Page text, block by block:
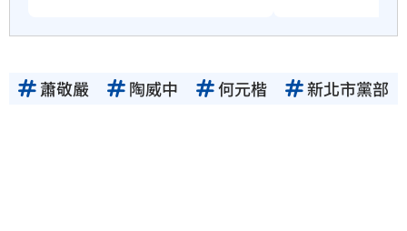
蕭敬嚴 陶威中 何元楷 新北市黨部